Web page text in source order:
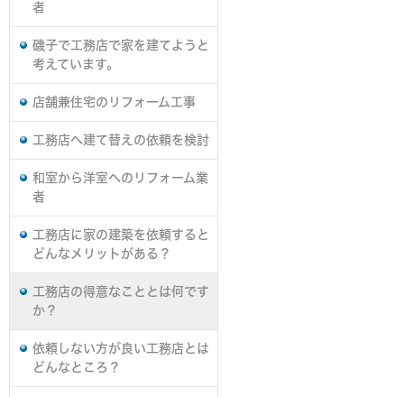
者
磯子で工務店で家を建てようと
考えています。
店舗兼住宅のリフォーム工事
工務店へ建て替えの依頼を検討
和室から洋室へのリフォーム業
者
工務店に家の建築を依頼すると
どんなメリットがある？
工務店の得意なこととは何です
か？
依頼しない方が良い工務店とは
どんなところ？